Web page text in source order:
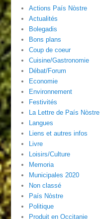
Actions País Nòstre
Actualités
Bolegadis
Bons plans
Coup de coeur
Cuisine/Gastronomie
Débat/Forum
Economie
Environnement
Festivités
La Lettre de País Nòstre
Langues
Liens et autres infos
Livre
Loisirs/Culture
Memoria
Municipales 2020
Non classé
País Nòstre
Politique
Produit en Occitanie